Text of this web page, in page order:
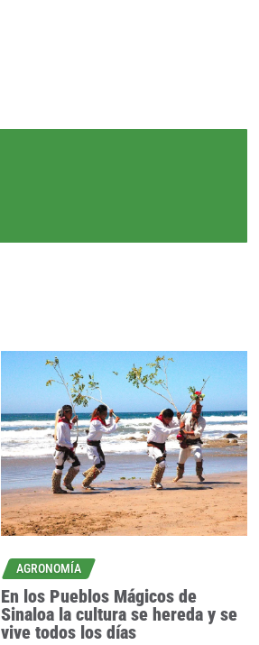
AGRONOMÍA
En los Pueblos Mágicos de
Sinaloa la cultura se hereda y se
vive todos los días